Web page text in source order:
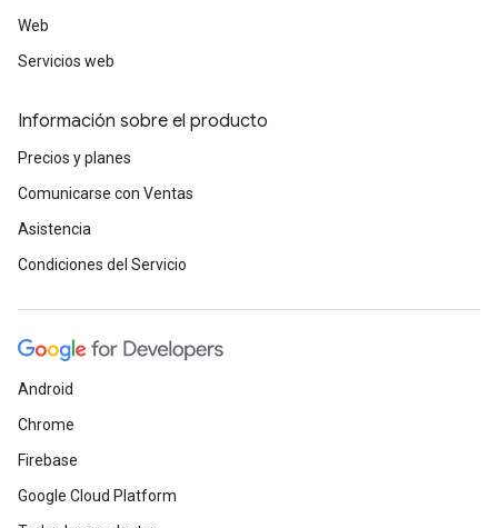
Web
Servicios web
Información sobre el producto
Precios y planes
Comunicarse con Ventas
Asistencia
Condiciones del Servicio
Android
Chrome
Firebase
Google Cloud Platform